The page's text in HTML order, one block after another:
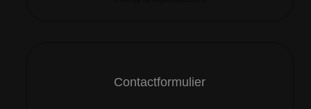
Contactformulier